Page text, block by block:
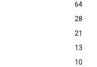
64
28
21
13
10